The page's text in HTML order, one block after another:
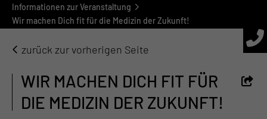
Informationen zur Veranstaltung
Wir machen Dich fit für die Medizin der Zukunft!
zurück zur vorherigen Seite
WIR MACHEN DICH FIT FÜR
DIE MEDIZIN DER ZUKUNFT!